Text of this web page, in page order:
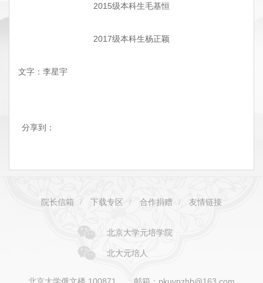
2015级本科生毛基恒
2017级本科生杨正颖
文字：李星宇
分享到：
院长信箱 / 下载专区 / 合作捐赠 / 友情链接
北京大学元培学院
北大元培人
北京大学俄文楼 100871 邮箱：pkuypzhb@163.com